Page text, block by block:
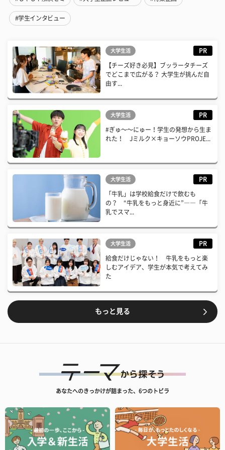
#学生インタビュー
大学生活 PR
【チーズ好き必見】ブッラータチーズ
でどこまで広がる？ 大学生が挑んだ自
由す...
大学生活 PR
#ぎゅ〜〜にゅー！学生の発想から生ま
れた！ Jミルク×キョーソウPROJE...
大学生活 PR
「牛乳」は学校給食だけで飲むも
の？ “牛乳をもっと身近に”――「牛
乳でスマ...
大学生活 PR
給食だけじゃない！ 牛乳をもっと楽
しむアイデア、学生が本気で考えてみ
た
もっと見る
あなたへのきっかけが詰まった、6つのトビラ